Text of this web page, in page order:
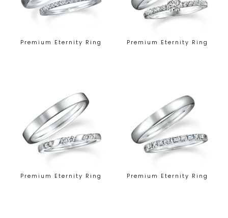
Premium Eternity Ring Premium Eternity Ring
Premium Eternity Ring Premium Eternity Ring